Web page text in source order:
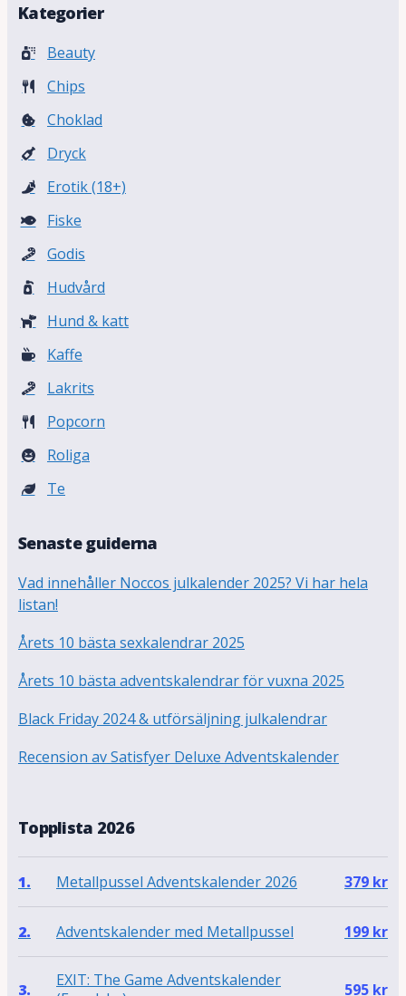
Kategorier
Beauty
Chips
Choklad
Dryck
Erotik (18+)
Fiske
Godis
Hudvård
Hund & katt
Kaffe
Lakrits
Popcorn
Roliga
Te
Senaste guiderna
Vad innehåller Noccos julkalender 2025? Vi har hela
listan!
Årets 10 bästa sexkalendrar 2025
Årets 10 bästa adventskalendrar för vuxna 2025
Black Friday 2024 & utförsäljning julkalendrar
Recension av Satisfyer Deluxe Adventskalender
Topplista 2026
1. Metallpussel Adventskalender 2026 379 kr
2. Adventskalender med Metallpussel 199 kr
3.
EXIT: The Game Adventskalender
595 kr